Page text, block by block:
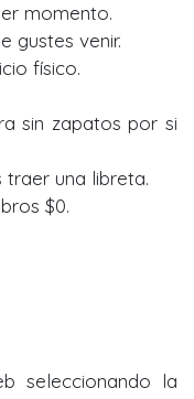
momento.
gustes venir.
físico.
sin zapatos por si
traer una libreta.
$0.
seleccionando la